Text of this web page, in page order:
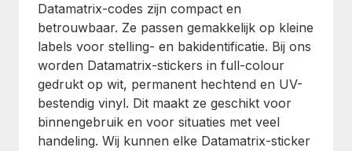
Datamatrix-codes zijn compact en
betrouwbaar. Ze passen gemakkelijk op kleine
labels voor stelling- en bakidentificatie. Bij ons
worden Datamatrix-stickers in full-colour
gedrukt op wit, permanent hechtend en UV-
bestendig vinyl. Dit maakt ze geschikt voor
binnengebruik en voor situaties met veel
handeling. Wij kunnen elke Datamatrix-sticker